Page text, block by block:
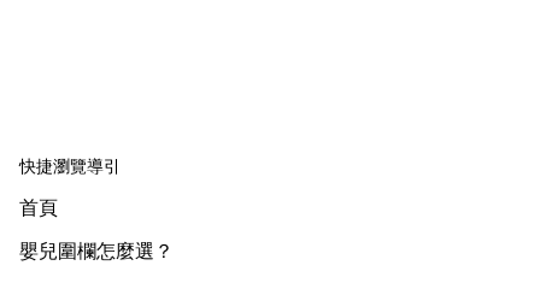
快捷瀏覽導引
首頁
嬰兒圍欄怎麼選？